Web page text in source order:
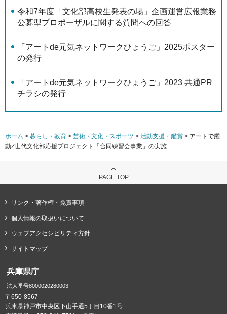
令和7年度「文化部高校生発表の場」企画運営広報業務
公募型プロポーザルに関する質問への回答
「アートde元気ネットワークひょうご」2025ポスター
の発行
「アートde元気ネットワークひょうご」2023 共通PR
チラシの発行
ホーム > 暮らし・教育 > 芸術・文化・スポーツ > 活動支援・鑑賞 > アートで躍
動Z世代文化部応援プロジェクト「合同練習会事業」の実施
PAGE TOP
リンク・著作権・免責事項
個人情報の取扱いについて
ウェブアクセシビリティ方針
サイトマップ
兵庫県庁
法人番号8000020280003
〒650-8567
兵庫県神戸市中央区下山手通5丁目10番1号